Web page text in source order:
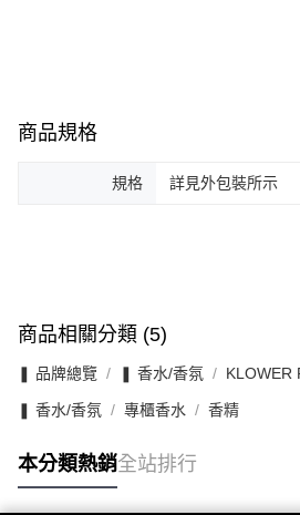
商品規格
規格 詳見外包裝所示
商品相關分類 (5)
❚ 品牌總覽 ❚ 香水/香氛 KLOWER
❚ 香水/香氛 專櫃香水 香精
本分類熱銷全站排行